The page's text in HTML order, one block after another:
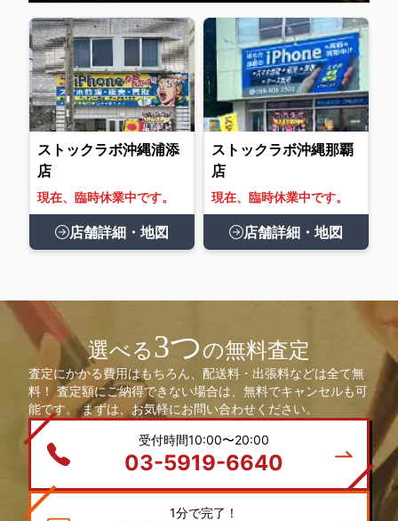
ストックラボ沖縄浦添
店
現在、臨時休業中です。
店舗詳細・地図
ストックラボ沖縄那覇
店
現在、臨時休業中です。
店舗詳細・地図
選べる3つの無料査定
査定にかかる費用はもちろん、配送料・出張料などは全て無
料！ 査定額にご納得できない場合は、無料でキャンセルも可
能です。 まずは、お気軽にお問い合わせください。
受付時間10:00〜20:00
03-5919-6640
1分で完了！